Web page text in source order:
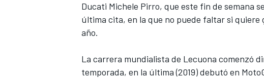
Ducati Michele Pirro, que este fin de semana
última cita, en la que no puede faltar si
año.
La carrera mundialista de Lecuona comenzó
temporada, en la última (2019) debutó en